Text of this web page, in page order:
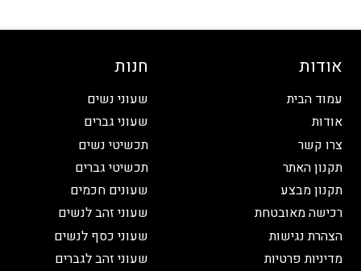
אודות
עמוד הבית
אודות
צרו קשר
תקנון האתר
תקנון מבצע
רכישה מאובטחת
הצהרת נגישות
מדיניות פרטיות
חנות
שעוני נשים
שעוני גברים
תכשיטי נשים
תכשיטי גברים
שעונים חכמים
שעוני זהב לנשים
שעוני כסף לנשים
שעוני זהב לגברים